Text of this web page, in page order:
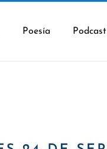
Poesía Podcast